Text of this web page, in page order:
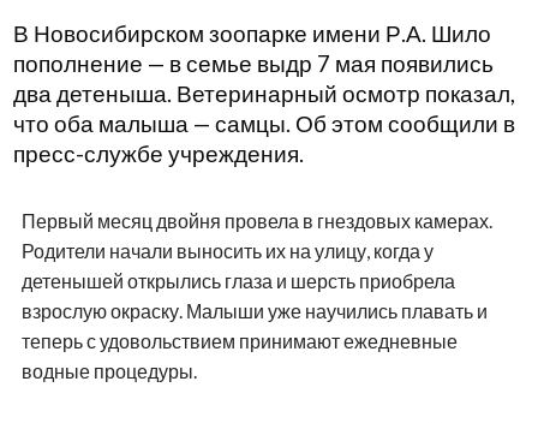
В Новосибирском зоопарке имени Р.А. Шило
пополнение — в семье выдр 7 мая появились
два детеныша. Ветеринарный осмотр показал,
что оба малыша — самцы. Об этом сообщили в
пресс-службе учреждения.
Первый месяц двойня провела в гнездовых камерах.
Родители начали выносить их на улицу, когда у
детенышей открылись глаза и шерсть приобрела
взрослую окраску. Малыши уже научились плавать и
теперь с удовольствием принимают ежедневные
водные процедуры.